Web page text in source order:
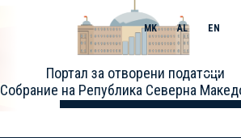
Портал за отворени податоци
Собрание на Република Северна
MK AL EN
Toggle